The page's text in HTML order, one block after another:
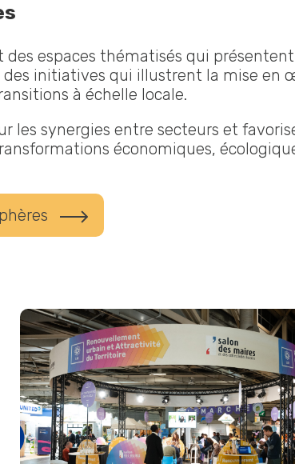
des espaces thématisés qui
des initiatives qui illustrent la mise en
à échelle locale.
les synergies entre secteurs et
économiques,